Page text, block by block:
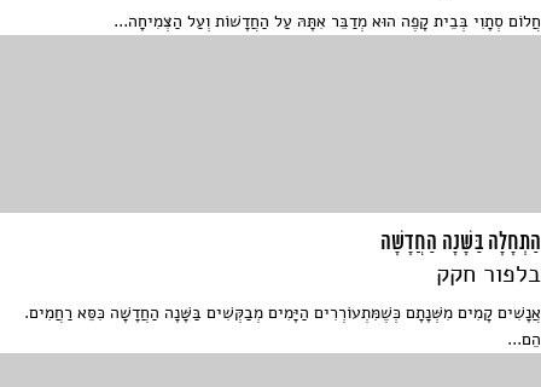
חֲלוֹם סְתָוִי בְּבֵית קָפֶה הוּא מְדַבֵּר אִתָּהּ עַל הַחֲדָשׁוֹת וְעַל הַצְּמִיחָה...
הַתְחָלָה בַּשָּׁנָה הַחֲדָשָׁה
בלפור חקק
אֲנָשִׁים קָמִים מִשְּׁנָתָם כְּשֶׁמִּתְעוֹרְרִים הַיָּמִים מְבַקְּשִׁים בַּשָּׁנָה הַחֲדָשָׁה כִּסֵּא רַחֲמִים.
הֵם...